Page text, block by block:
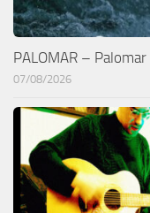
PALOMAR – Palomar
07/08/2026